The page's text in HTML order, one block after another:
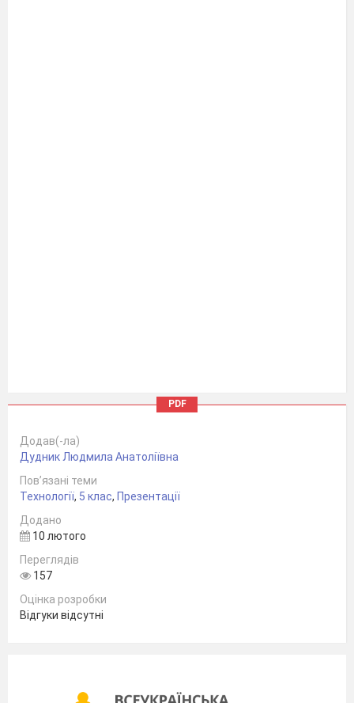
PDF
Додав(-ла)
Дудник Людмила Анатоліївна
Пов’язані теми
Технології, 5 клас, Презентації
Додано
10 лютого
Переглядів
157
Оцінка розробки
Відгуки відсутні